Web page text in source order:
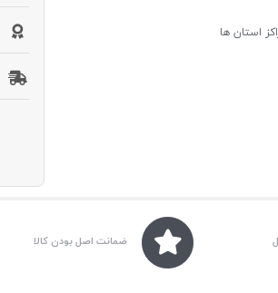
ضمانت اصل بودن کالا